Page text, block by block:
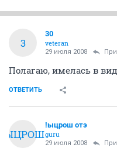
3
30
veteran
29 июля 2008
Полагаю, имелась в
ОТВЕТИТЬ
!ЫЦРОШ
!ыцрош отэ
guru
29 июля 2008